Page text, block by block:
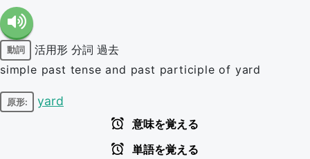
動詞 活用形 分詞 過去
simple past tense and past participle of yard
原形: yard
意味を覚える
単語を覚える